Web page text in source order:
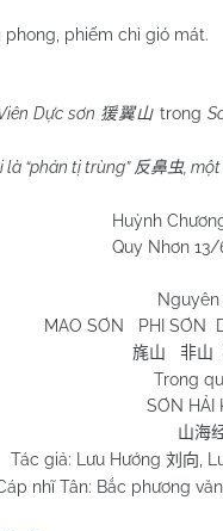
phong, phiếm chỉ gió mát.
Dực sơn 猨翼山 trong
là “phản tị trùng” 反鼻虫,
13/6/
MAO SƠN PHI SƠN
旄山 非山
Trong
SƠN HẢI
山海
Tác giả: Lưu Hướng 刘向 ,
nhĩ Tân: Bắc phương